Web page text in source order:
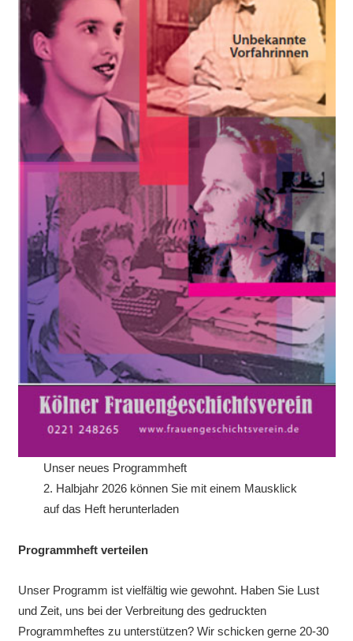
Unser neues Programmheft
2. Halbjahr 2026 können Sie mit einem Mausklick
auf das Heft herunterladen
Programmheft verteilen
Unser Programm ist vielfältig wie gewohnt. Haben Sie Lust
und Zeit, uns bei der Verbreitung des gedruckten
Programmheftes zu unterstützen? Wir schicken gerne 20-30